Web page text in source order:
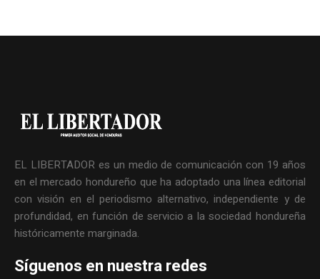
EL LIBERTADOR es un medio de comunicación con 19 años
en el mercado hondureño que ha adoptado una línea editorial
con visión en el periodismo alternativo, independiente y de
profundidad, en función de servicio a la sociedad hondureña
históricamente marginada.
Síguenos en nuestra redes